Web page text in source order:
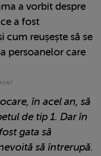
a vorbit despre
a fost
cum reușește să se
persoanelor care
în acel an, să
de tip 1. Dar în
gata să
să întrerupă.